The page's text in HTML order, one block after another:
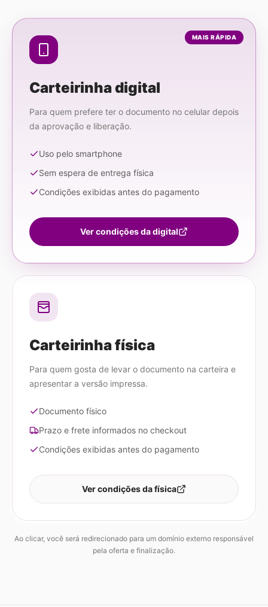
MAIS RÁPIDA
Carteirinha digital
Para quem prefere ter o documento no celular depois
da aprovação e liberação.
Uso pelo smartphone
Sem espera de entrega física
Condições exibidas antes do pagamento
Ver condições da digital
Carteirinha física
Para quem gosta de levar o documento na carteira e
apresentar a versão impressa.
Documento físico
Prazo e frete informados no checkout
Condições exibidas antes do pagamento
Ver condições da física
Ao clicar, você será redirecionado para um domínio externo responsável
pela oferta e finalização.